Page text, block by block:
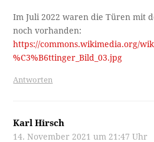
Im Juli 2022 waren die Türen mit
noch vorhanden:
https://commons.wikimedia.org/
%C3%B6ttinger_Bild_03.jpg
Antworten
Karl Hirsch
14. November 2021 um 21:47 Uhr